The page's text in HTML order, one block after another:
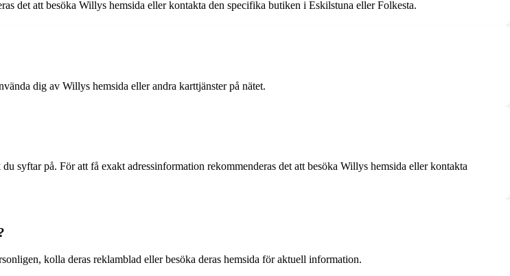
det att besöka Willys hemsida eller kontakta den specifika butiken i Eskilstuna eller Folkesta.
dig av Willys hemsida eller andra karttjänster på nätet.
syftar på. För att få exakt adressinformation rekommenderas det att besöka Willys hemsida eller kontakta
kolla deras reklamblad eller besöka deras hemsida för aktuell information.